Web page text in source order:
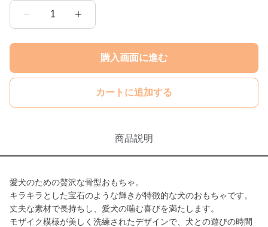
1
購入画面に進む
カートに追加する
商品説明
愛犬のための贅沢な骨型おもちゃ。
キラキラとした宝石のような輝きが特徴的な犬のおもちゃです。
丈夫な素材で長持ちし、愛犬の噛む喜びを満たします。
モザイク模様が美しく洗練されたデザインで、犬との遊びの時間